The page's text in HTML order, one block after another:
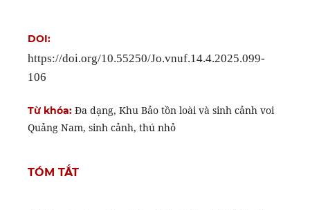
DOI:
https://doi.org/10.55250/Jo.vnuf.14.4.2025.099-
106
Từ khóa: Đa dạng, Khu Bảo tồn loài và sinh cảnh voi
Quảng Nam, sinh cảnh, thú nhỏ
TÓM TẮT